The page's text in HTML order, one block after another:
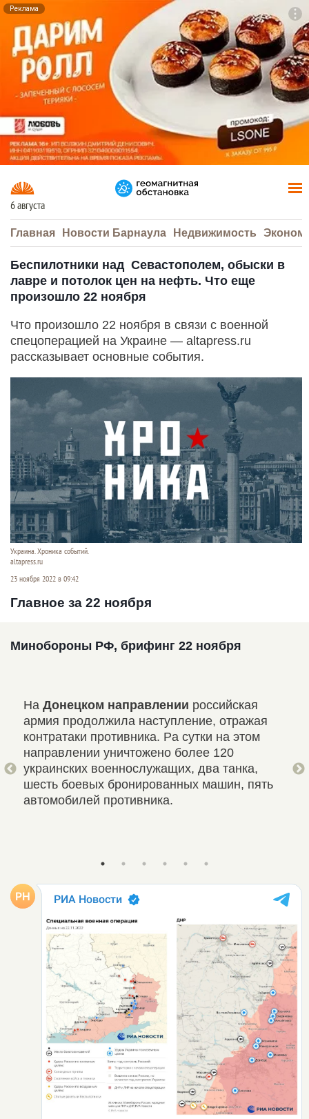
Реклама
6 августа
Главная Новости Барнаула Недвижимость
Беспилотники над Севастополем, обыски в
лавре и потолок цен на нефть. Что еще
произошло 22 ноября
Что произошло 22 ноября в связи с военной
спецоперацией на Украине — altapress.ru
рассказывает основные события.
Украина. Хроника событий.
altapress.ru
23 ноября 2022 в 09:42
Главное за 22 ноября
Минобороны РФ, брифинг 22 ноября
На Донецком направлении российская
армия продолжила наступление, отражая
контратаки противника. Pа сутки на этом
направлении уничтожено более 120
украинских военнослужащих, два танка,
шесть боевых бронированных машин, пять
автомобилей противника.